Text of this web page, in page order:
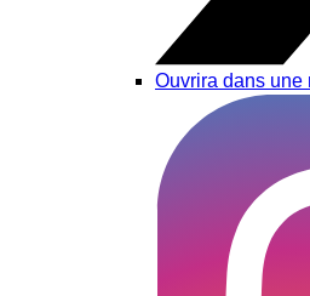
Ouvrira dans une